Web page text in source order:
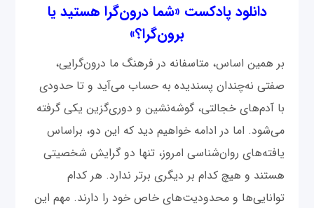
دانلود پادکست «شما درون‌گرا هستید یا
برون‌گرا؟»
بر همین اساس، متاسفانه در فرهنگ ما درون‌گرایی،
صفتی نه‌چندان پسندیده به حساب می‌آید و تا حدودی
با آدم‌های خجالتی، گوشه‌نشین و دوری‌گزین یکی گرفته
می‌شود. اما در ادامه خواهیم دید که این دو، براساس
یافته‌های روان‌شناسی امروز، تنها دو گرایش شخصیتی
هستند و هیچ کدام بر دیگری برتر ندارد. هر کدام
توانایی‌ها و محدودیت‌های خاص خود را دارند. مهم این